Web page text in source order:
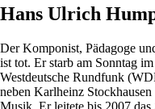
Hans Ulrich
Der Komponist, Pädagoge
ist tot. Er starb am Sonntag
Westdeutsche Rundfunk
neben Karlheinz
Musik. Er leitete bis 2007